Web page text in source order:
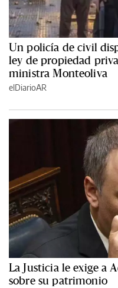
Un policía de civil
ley de propiedad
ministra Monteoliva
elDiarioAR
La Justicia le exige a
sobre su patrimonio